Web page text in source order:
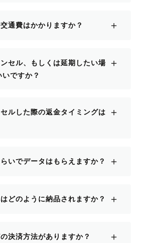
通費はかかりますか？ ＋
セル、もしくは延期したい場
ですか？
＋
ルした際の返金タイミングは
＋
いでデータはもらえますか？ ＋
どのように納品されますか？ ＋
決済方法がありますか？ ＋